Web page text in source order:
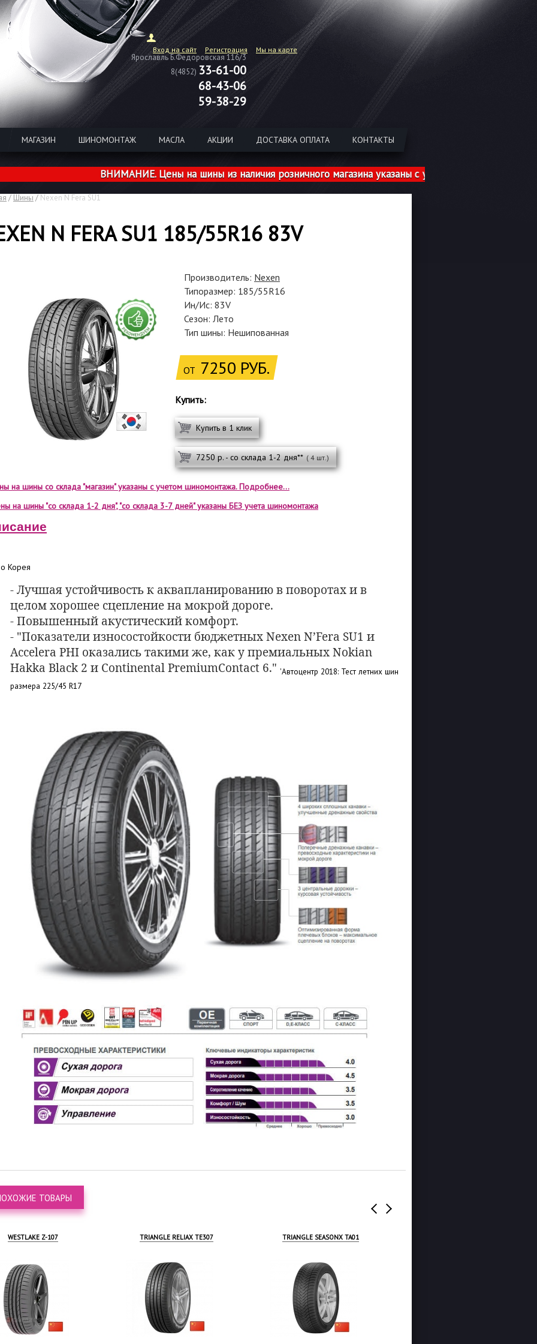
Вход на сайт Регистрация Мы на карте
Ярославль Б.Федоровская 116/3
8(4852) 33-61-00
68-43-06
59-38-29
МАГАЗИН ШИНОМОНТАЖ МАСЛА АКЦИИ ДОСТАВКА ОПЛАТА КОНТАКТЫ
ВНИМАНИЕ. Цены на шины из наличия розничного магазина указаны с учетом шиномонтажа!
/ Шины / Nexen N Fera SU1
N FERA SU1 185/55R16 83V
Производитель: Nexen
Типоразмер: 185/55R16
Ин/Ис: 83V
Сезон: Лето
Тип шины: Нешипованная
ОТ 7250 РУБ.
Купить:
Купить в 1 клик
7250 р. - со склада 1-2 дня** ( 4 шт.)
на шины со склада "магазин" указаны с учетом шиномонтажа. Подробнее...
на шины "со склада 1-2 дня", "со склада 3-7 дней" указаны БЕЗ учета шиномонтажа
Корея
- Лучшая устойчивость к аквапланированию в поворотах и в
целом хорошее сцепление на мокрой дороге.
- Повышенный акустический комфорт.
- "Показатели износостойкости бюджетных Nexen N’Fera SU1 и
Accelera PHI оказались такими же, как у премиальных Nokian
Hakka Black 2 и Continental PremiumContact 6." 'Автоцентр 2018: Тест летних шин
размера 225/45 R17
ТОВАРЫ
WESTLAKE Z-107 TRIANGLE RELIAX TE307 TRIANGLE SEASONX TA01